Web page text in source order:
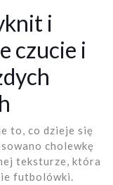
i
czucie i
to, co dzieje się
cholewkę
teksturze, która
futbolówki.